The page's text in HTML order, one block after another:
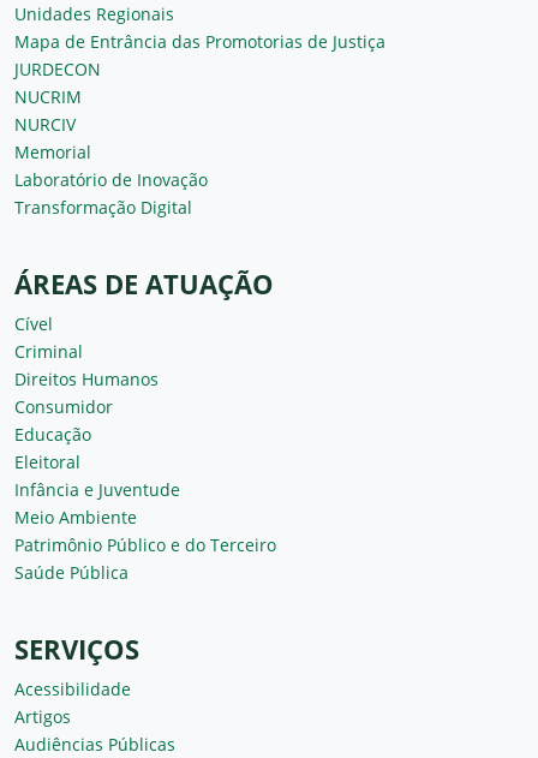
Unidades Regionais
Mapa de Entrância das Promotorias de Justiça
JURDECON
NUCRIM
NURCIV
Memorial
Laboratório de Inovação
Transformação Digital
ÁREAS DE ATUAÇÃO
Cível
Criminal
Direitos Humanos
Consumidor
Educação
Eleitoral
Infância e Juventude
Meio Ambiente
Patrimônio Público e do Terceiro
Saúde Pública
SERVIÇOS
Acessibilidade
Artigos
Audiências Públicas